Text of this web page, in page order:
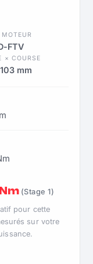
FTV
× COURSE
mm
(Stage 1)
pour cette
sur votre